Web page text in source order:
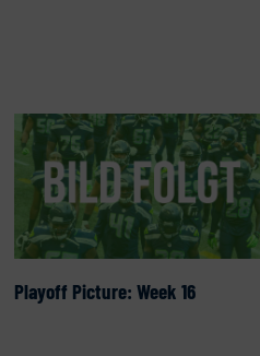
Playoff Picture: Week 16